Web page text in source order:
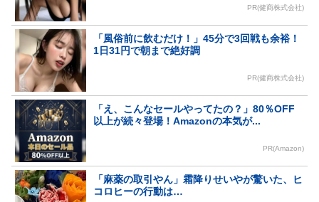
PR(健商株式会社)
「風俗前に飲むだけ！」45分で3回戦も余裕！
1日31円で朝まで絶好調
PR(健商株式会社)
「え、こんなセールやってたの？」80％OFF
以上が続々登場！Amazonの本気が...
PR(Amazon)
「麻薬の取引やん」霜降りせいやが驚いた、ヒ
コロヒーの行動は…